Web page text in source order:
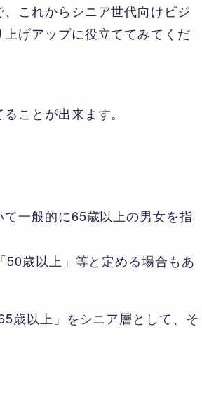
これからシニア世代向けビジ
げアップに役立ててみてくだ
ことが出来ます。
一般的に65歳以上の男女を指
歳以上」等と定める場合もあ
歳以上」をシニア層として、そ